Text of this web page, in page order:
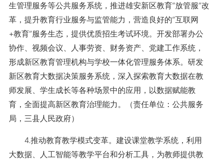
生管理服务等公共服务系统，推进雄安新区教育“放管服”改
革，提升教育行业服务与监管能力，营造良好的“互联网
+教育”服务生态，提供优质招生考试环境。开发部署办公
协作、视频会议、人事劳资、财务资产、党建工作系统，
形成新区教育管理机构与学校一体化管理服务体系。研发
新区教育大数据决策服务系统，深入探索教育大数据在教
师发展、学生成长等各种场景中的应用，以数据赋能教
育，全面提高新区教育治理能力。（责任单位：公共服务
局，三县人民政府）
4.推动教育教学模式变革。建设课堂教学系统，利用
大数据、人工智能等教学平台和分析工具，为教师提供教